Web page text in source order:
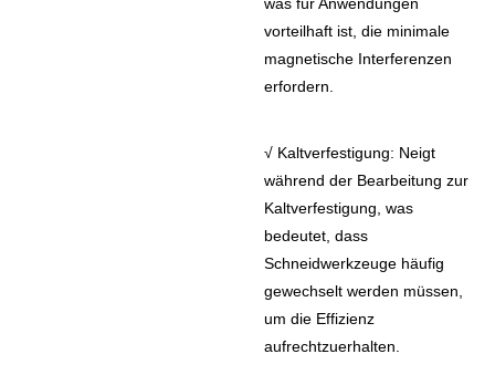
vorteilhaft ist, die minimale
magnetische Interferenzen
erfordern.
√ Kaltverfestigung: Neigt
während der Bearbeitung zur
Kaltverfestigung, was
bedeutet, dass
Schneidwerkzeuge häufig
gewechselt werden müssen,
um die Effizienz
aufrechtzuerhalten.